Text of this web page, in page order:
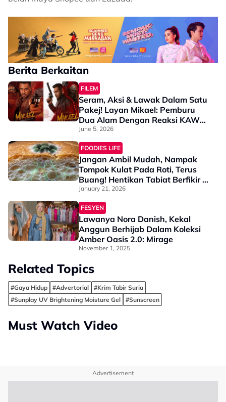
Berita Berkaitan
FILEM
Seram, Aksi & Lawak Dalam Satu
Pakej! Layan Mikael: Pemburu
Dua Alam Dengan Reaksi KAW
Bersama Alicafe
June 5, 2026
FOODIES LIFE
Jangan Ambil Mudah, Nampak
Tompok Kulat Pada Roti, Terus
Buang! Hentikan Tabiat Berfikir -
“Bahagian Hijau Tu Je, Lain Boleh
Makan”
January 21, 2026
FESYEN
Lawanya Nora Danish, Kekal
Anggun Berhijab Dalam Koleksi
Amber Oasis 2.0: Mirage
November 1, 2025
Related Topics
#Gaya Hidup #Advertorial
#Krim Tabir Suria
#Sunplay UV Brightening Moisture Gel
#Sunscreen
Must Watch Video
Advertisement